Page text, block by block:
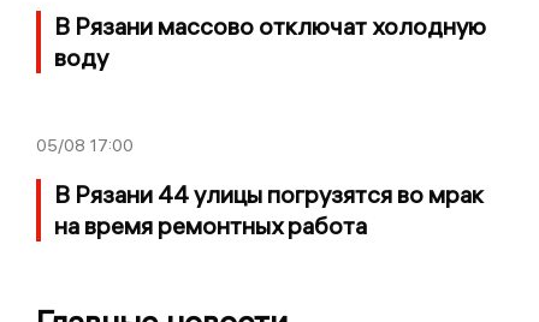
В Рязани массово отключат холодную
воду
05/08 17:00
В Рязани 44 улицы погрузятся во мрак
на время ремонтных работа